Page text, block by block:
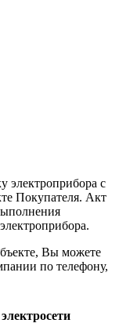
электроприбора с
Покупателя. Акт
Вы можете
по телефону,